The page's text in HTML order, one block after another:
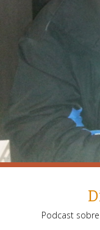
Podcast